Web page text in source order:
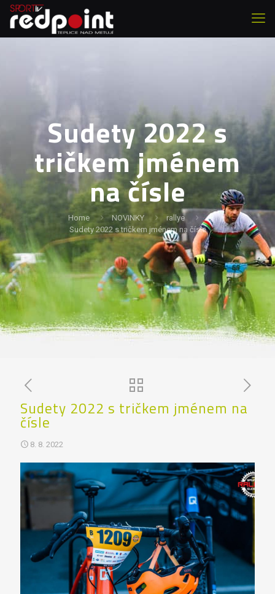
Sudety 2022 s
tričkem jménem
na čísle
Home NOVINKY
rallye
Sudety 2022 s tričkem jménem na čísle
Sudety 2022 s tričkem jménem na
čísle
8. 8. 2022